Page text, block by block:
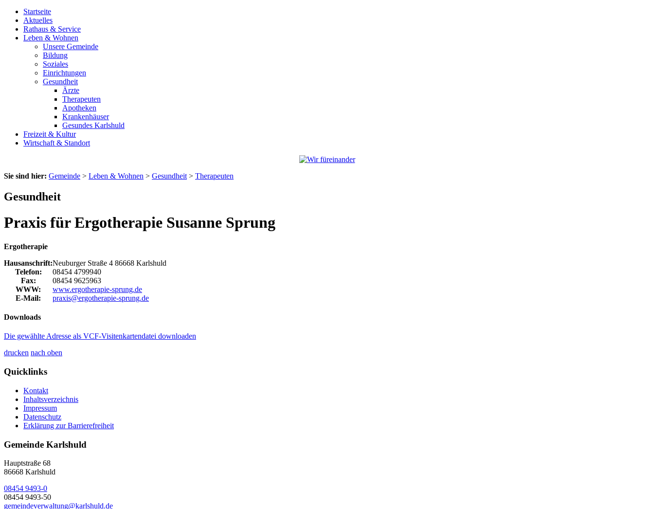
Startseite
Aktuelles
Rathaus & Service
Leben & Wohnen
Unsere Gemeinde
Bildung
Soziales
Einrichtungen
Gesundheit
Ärzte
Therapeuten
Apotheken
Krankenhäuser
Gesundes Karlshuld
Freizeit & Kultur
Wirtschaft & Standort
Sie sind hier: Gemeinde > Leben & Wohnen > Gesundheit > Therapeuten
Gesundheit
Praxis für Ergotherapie Susanne Sprung
Ergotherapie
Hausanschrift:Neuburger Straße 4 86668 Karlshuld
Telefon:
08454 4799940
Fax:
08454 9625963
WWW:
www.ergotherapie-sprung.de
E-Mail:
praxis@ergotherapie-sprung.de
Downloads
Die gewählte Adresse als VCF-Visitenkartendatei downloaden
drucken nach oben
Quicklinks
Kontakt
Inhaltsverzeichnis
Impressum
Datenschutz
Erklärung zur Barrierefreiheit
Gemeinde Karlshuld
Hauptstraße 68
86668 Karlshuld
08454 9493-0
08454 9493-50
gemeindeverwaltung@karlshuld.de